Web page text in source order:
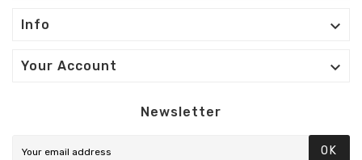
Info 
Your Account 
Newsletter
OK